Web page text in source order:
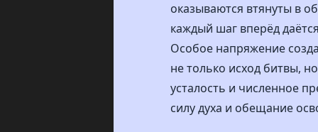
оказываются втянуты в
каждый шаг вперёд
Особое напряжение
не только исход битвы,
усталость и численное
силу духа и обещание